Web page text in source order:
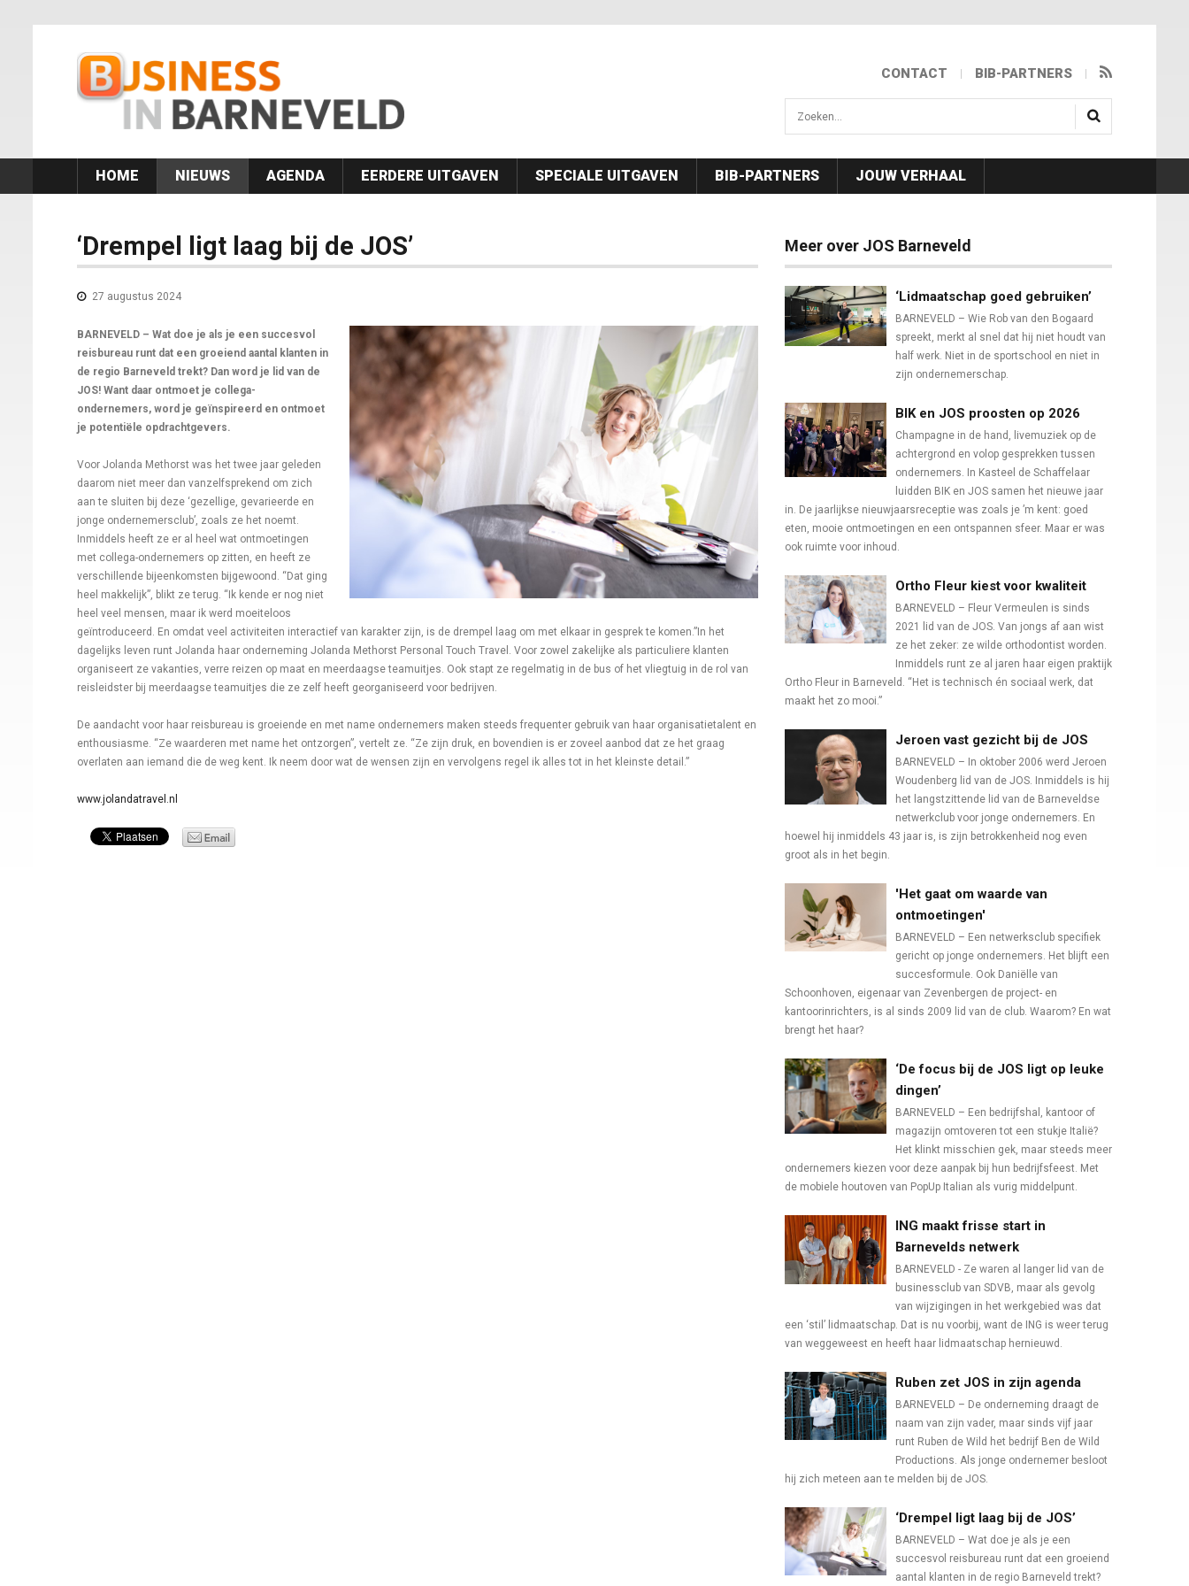
CONTACT BIB-PARTNERS
sisea.search
HOME NIEUWS AGENDA EERDERE UITGAVEN SPECIALE UITGAVEN BIB-PARTNERS JOUW VERHAAL
‘Drempel ligt laag bij de JOS’
27 augustus 2024
BARNEVELD – Wat doe je als je een succesvol
reisbureau runt dat een groeiend aantal klanten in
de regio Barneveld trekt? Dan word je lid van de
JOS! Want daar ontmoet je collega-
ondernemers, word je geïnspireerd en ontmoet
je potentiële opdrachtgevers.
Voor Jolanda Methorst was het twee jaar geleden
daarom niet meer dan vanzelfsprekend om zich
aan te sluiten bij deze ‘gezellige, gevarieerde en
jonge ondernemersclub’, zoals ze het noemt.
Inmiddels heeft ze er al heel wat ontmoetingen
met collega-ondernemers op zitten, en heeft ze
verschillende bijeenkomsten bijgewoond. “Dat ging
heel makkelijk”, blikt ze terug. “Ik kende er nog niet
heel veel mensen, maar ik werd moeiteloos
geïntroduceerd. En omdat veel activiteiten interactief van karakter zijn, is de drempel laag om met elkaar in gesprek te komen.”In het
dagelijks leven runt Jolanda haar onderneming Jolanda Methorst Personal Touch Travel. Voor zowel zakelijke als particuliere klanten
organiseert ze vakanties, verre reizen op maat en meerdaagse teamuitjes. Ook stapt ze regelmatig in de bus of het vliegtuig in de rol van
reisleidster bij meerdaagse teamuitjes die ze zelf heeft georganiseerd voor bedrijven.
De aandacht voor haar reisbureau is groeiende en met name ondernemers maken steeds frequenter gebruik van haar organisatietalent en
enthousiasme. “Ze waarderen met name het ontzorgen”, vertelt ze. “Ze zijn druk, en bovendien is er zoveel aanbod dat ze het graag
overlaten aan iemand die de weg kent. Ik neem door wat de wensen zijn en vervolgens regel ik alles tot in het kleinste detail.”
www.jolandatravel.nl
Meer over JOS Barneveld
‘Lidmaatschap goed gebruiken’
BARNEVELD – Wie Rob van den Bogaard
spreekt, merkt al snel dat hij niet houdt van
half werk. Niet in de sportschool en niet in
zijn ondernemerschap.
BIK en JOS proosten op 2026
Champagne in de hand, livemuziek op de
achtergrond en volop gesprekken tussen
ondernemers. In Kasteel de Schaffelaar
luidden BIK en JOS samen het nieuwe jaar
in. De jaarlijkse nieuwjaarsreceptie was zoals je ’m kent: goed
eten, mooie ontmoetingen en een ontspannen sfeer. Maar er was
ook ruimte voor inhoud.
Ortho Fleur kiest voor kwaliteit
BARNEVELD – Fleur Vermeulen is sinds
2021 lid van de JOS. Van jongs af aan wist
ze het zeker: ze wilde orthodontist worden.
Inmiddels runt ze al jaren haar eigen praktijk
Ortho Fleur in Barneveld. “Het is technisch én sociaal werk, dat
maakt het zo mooi.”
Jeroen vast gezicht bij de JOS
BARNEVELD – In oktober 2006 werd Jeroen
Woudenberg lid van de JOS. Inmiddels is hij
het langstzittende lid van de Barneveldse
netwerkclub voor jonge ondernemers. En
hoewel hij inmiddels 43 jaar is, is zijn betrokkenheid nog even
groot als in het begin.
'Het gaat om waarde van
ontmoetingen'
BARNEVELD – Een netwerksclub specifiek
gericht op jonge ondernemers. Het blijft een
succesformule. Ook Daniëlle van
Schoonhoven, eigenaar van Zevenbergen de project- en
kantoorinrichters, is al sinds 2009 lid van de club. Waarom? En wat
brengt het haar?
‘De focus bij de JOS ligt op leuke
dingen’
BARNEVELD – Een bedrijfshal, kantoor of
magazijn omtoveren tot een stukje Italië?
Het klinkt misschien gek, maar steeds meer
ondernemers kiezen voor deze aanpak bij hun bedrijfsfeest. Met
de mobiele houtoven van PopUp Italian als vurig middelpunt.
ING maakt frisse start in
Barnevelds netwerk
BARNEVELD - Ze waren al langer lid van de
businessclub van SDVB, maar als gevolg
van wijzigingen in het werkgebied was dat
een ‘stil’ lidmaatschap. Dat is nu voorbij, want de ING is weer terug
van weggeweest en heeft haar lidmaatschap hernieuwd.
Ruben zet JOS in zijn agenda
BARNEVELD – De onderneming draagt de
naam van zijn vader, maar sinds vijf jaar
runt Ruben de Wild het bedrijf Ben de Wild
Productions. Als jonge ondernemer besloot
hij zich meteen aan te melden bij de JOS.
‘Drempel ligt laag bij de JOS’
BARNEVELD – Wat doe je als je een
succesvol reisbureau runt dat een groeiend
aantal klanten in de regio Barneveld trekt?